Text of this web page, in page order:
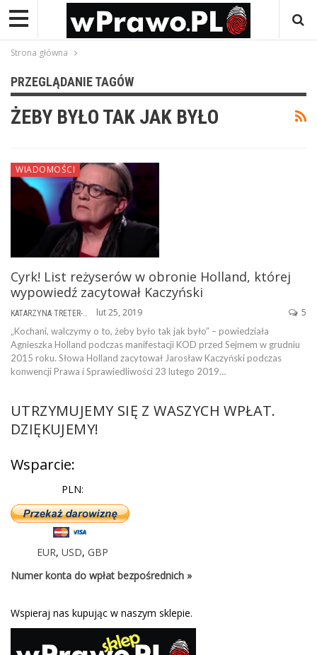
Strona główna
PRZEGLĄDANIE TAGÓW
ŻEBY BYŁO TAK JAK BYŁO
WIADOMOŚCI
Cyrk! List reżyserów w obronie Holland, której
wypowiedź zacytował Kaczyński
lut 25, 2019 5
„Kochani, walczymy o to, żeby było tak jak było” – powiedziała
Agnieszka Holland podczas manifestacji KOD przed Sejmem w grudniu
2015 roku. Słowa Holland zacytował Jarosław Kaczyński podczas
konwencji Prawa i Sprawiedliwości 23 lutego 2019…
UTRZYMUJEMY SIĘ Z WASZYCH WPŁAT.
DZIĘKUJEMY!
Wsparcie:
PLN:
EUR, USD, GBP
Numer konta do wpłat bezpośrednich »
Wspieraj nas kupując w naszym sklepie.